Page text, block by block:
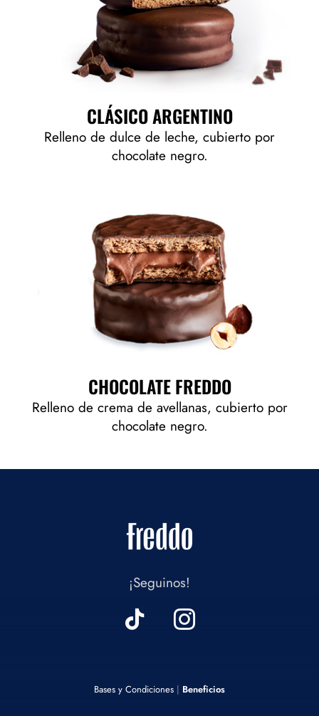
CLÁSICO ARGENTINO
Relleno de dulce de leche, cubierto por
chocolate negro.
CHOCOLATE FREDDO
Relleno de crema de avellanas, cubierto por
chocolate negro.
¡Seguinos!
Bases y Condiciones | Beneficios